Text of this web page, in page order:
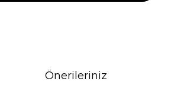
Önerileriniz